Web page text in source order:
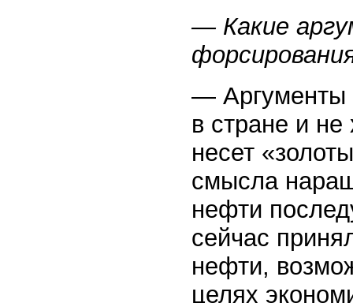
— Какие
— Аргументы
в стране и не
несет
смысла
нефти
сейчас
нефти,
целях